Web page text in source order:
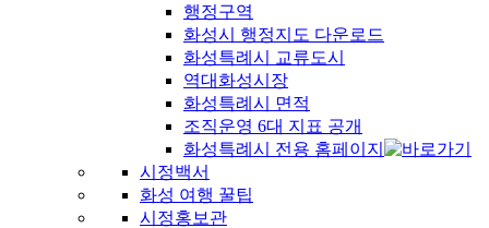
행정구역
화성시 행정지도 다운로드
화성특례시 교류도시
역대화성시장
화성특례시 면적
조직운영 6대 지표 공개
화성특례시 전용 홈페이지
시정백서
화성 여행 꿀팁
시정홍보관